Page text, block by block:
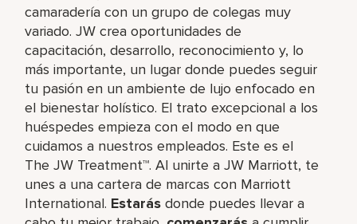
camaradería con un grupo de colegas muy
variado. JW crea oportunidades de
capacitación, desarrollo, reconocimiento y, lo
más importante, un lugar donde puedes seguir
tu pasión en un ambiente de lujo enfocado en
el bienestar holístico. El trato excepcional a los
huéspedes empieza con el modo en que
cuidamos a nuestros empleados. Este es el
The JW Treatment™. Al unirte a JW Marriott, te
unes a una cartera de marcas con Marriott
International. Estarás donde puedes llevar a